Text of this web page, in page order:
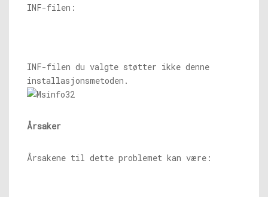
INF-filen:
INF-filen du valgte støtter ikke denne
installasjonsmetoden.
Årsaker
Årsakene til dette problemet kan være: